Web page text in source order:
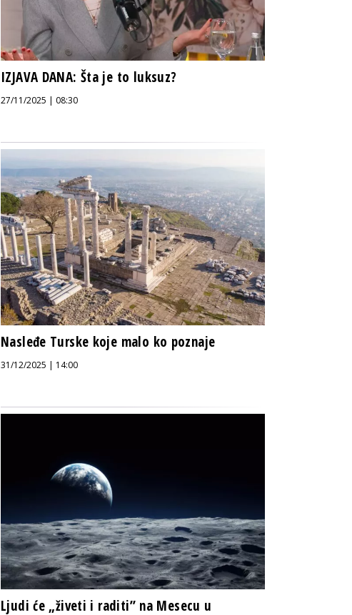
IZJAVA DANA: Šta je to luksuz?
27/11/2025 | 08:30
Nasleđe Turske koje malo ko poznaje
31/12/2025 | 14:00
Ljudi će „živeti i raditi” na Mesecu u